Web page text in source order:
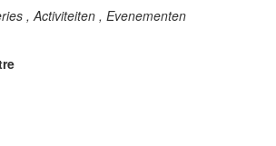
, Activiteiten , Evenementen